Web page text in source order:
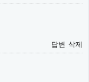
답변 삭제